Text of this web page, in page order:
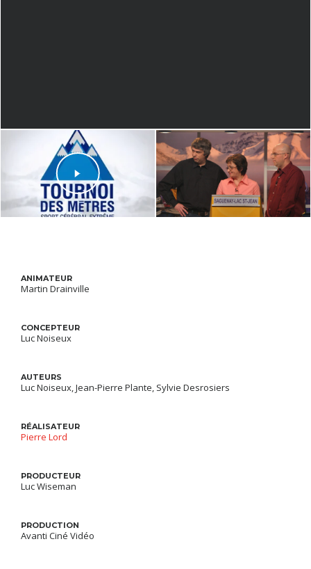
ANIMATEUR
Martin Drainville
CONCEPTEUR
Luc Noiseux
AUTEURS
Luc Noiseux, Jean-Pierre Plante, Sylvie Desrosiers
RÉALISATEUR
Pierre Lord
PRODUCTEUR
Luc Wiseman
PRODUCTION
Avanti Ciné Vidéo